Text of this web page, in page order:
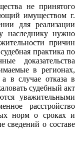
не принятого
имуществом г.
для реализации
наследнику нужно
причин
практика по
доказательства
в регионах,
в случае отказа в
судебный акт
уважительными
расстройство
норм о сроках и
сведений о составе